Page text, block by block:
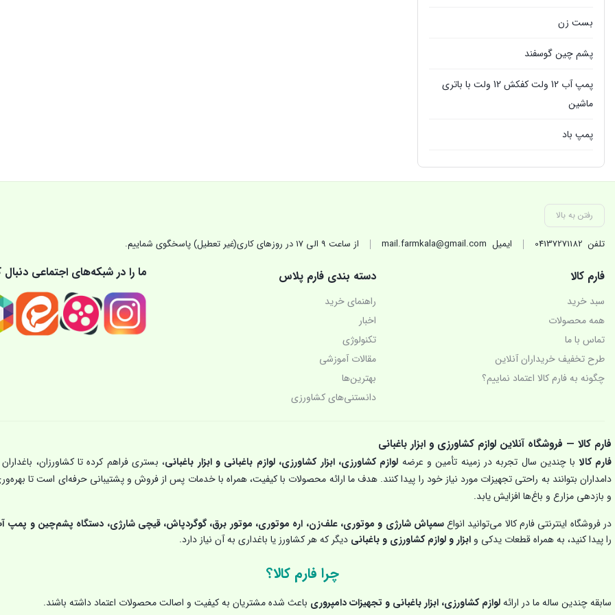
بست زن
پشم چین گوسفند
پمپ آب 12 ولت کفکش 12 ولت با باتری
ماشین
پمپ باد
پمپ سمپاش
پمپ گازوئیل کش
چراغ قوه پیشانی بند
چراغ قوه شارژی و چراغ پیشانی (هدلایت)
خرید و قیمت چراغ قوه شارژی
دیزل ژنراتور
زراعت
ساخت ایران
سمپاش زنبه ای
سمپاش موتوری
رفتن به بالا
تلفن 04137271182 ایمیل mail.farmkala@gmail.com از ساعت 9 الی 17 در روزهای کاری(غیر تعطیل) پاسخگوی شماییم.
فارم کالا
سبد خرید
همه محصولات
تماس با ما
طرح تخفیف خریداران آنلاین
چگونه به فارم کالا اعتماد نماییم؟
دسته بندی فارم پلاس
راهنمای خرید
اخبار
تکنولوژی‌
مقالات آموزشی
بهترین‌ها
دانستنی‌های کشاورزی
ما را در شبکه‌های اجتماعی دنبال
فارم کالا — فروشگاه آنلاین لوازم کشاورزی و ابزار باغبانی
فارم کالا با چندین سال تجربه در زمینه تأمین و عرضه لوازم کشاورزی، ابزار کشاورزی، لوازم باغبانی و ابزار باغبانی، بستری فراهم کرده تا کشاورزان،
دامداران بتوانند به راحتی تجهیزات مورد نیاز خود را پیدا کنند. هدف ما ارائه محصولات با کیفیت، همراه با خدمات پس از فروش و پشتیبانی حرفه‌ای است تا
و بازدهی مزارع و باغ‌ها افزایش یابد.
در فروشگاه اینترنتی فارم کالا می‌توانید انواعسمپاش شارژی و موتوری، علف‌زن، اره موتوری، موتور برق، گوگردپاش، قیچی شارژی، دستگاه پشم‌چین و پمپ
را پیدا کنید، به همراه قطعات یدکی و ابزار و لوازم کشاورزی و باغبانی دیگر که هر کشاورز یا باغداری به آن نیاز دارد.
چرا فارم کالا؟
سابقه چندین ساله ما در ارائهلوازم کشاورزی، ابزار باغبانی و تجهیزات دامپروری باعث شده مشتریان به کیفیت و اصالت محصولات اعتماد داشته باشند.